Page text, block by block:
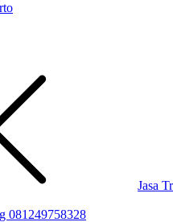
Jasa
081249758328